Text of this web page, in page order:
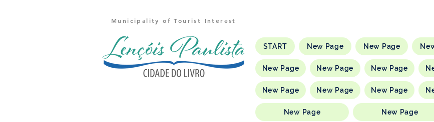
Municipality of Tourist Interest
START New Page New Page
New Page New Page New Page
New Page New Page New Page
New Page New Page